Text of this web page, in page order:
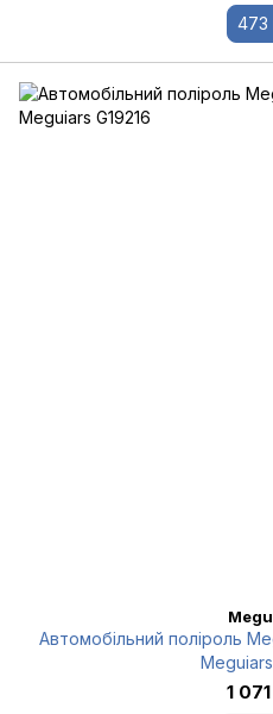
473
Автомобільний поліроль
Meguiars
1